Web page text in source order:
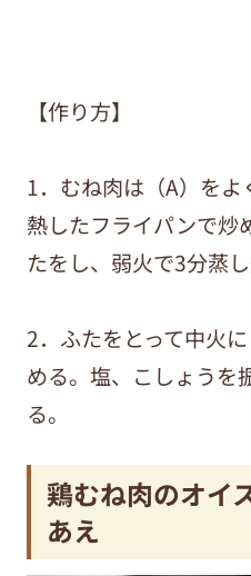
【作り方】
1．むね肉は（A）を
熱したフライパンで炒
たをし、弱火で3分蒸し
2．ふたをとって中火
める。塩、こしょうを
る。
鶏むね肉のオイ
あえ